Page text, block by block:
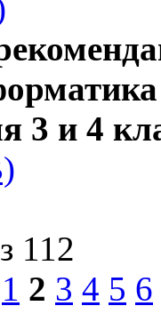
3 и 4
112
1 2 3 4 5 6